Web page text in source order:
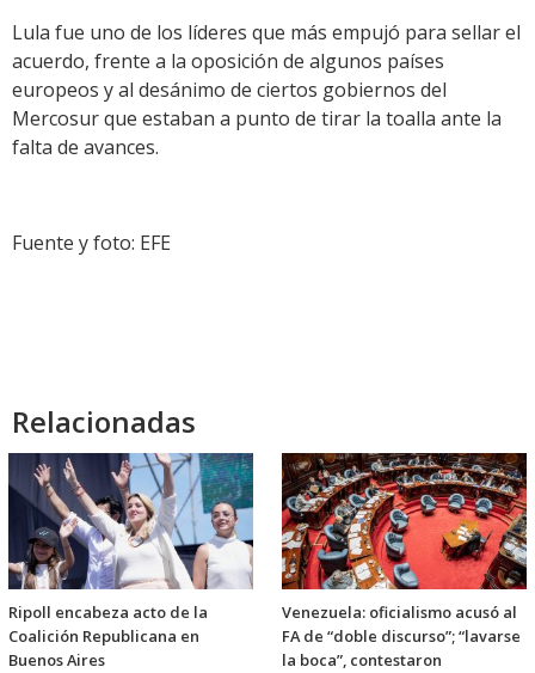
Lula fue uno de los líderes que más empujó para sellar el
acuerdo, frente a la oposición de algunos países
europeos y al desánimo de ciertos gobiernos del
Mercosur que estaban a punto de tirar la toalla ante la
falta de avances.
Fuente y foto: EFE
Relacionadas
Ripoll encabeza acto de la
Coalición Republicana en
Buenos Aires
Venezuela: oficialismo acusó al
FA de “doble discurso”; “lavarse
la boca”, contestaron